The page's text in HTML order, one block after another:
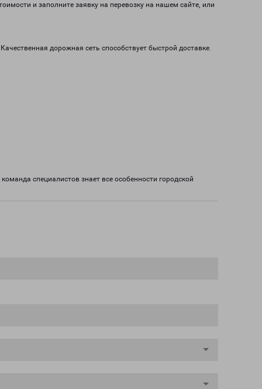
и заполните заявку на перевозку на нашем сайте, или
дорожная сеть способствует быстрой доставке.
специалистов знает все особенности городской